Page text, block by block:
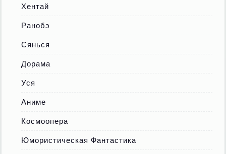
Хентай
Ранобэ
Сянься
Дорама
Уся
Аниме
Космоопера
Юмористическая Фантастика